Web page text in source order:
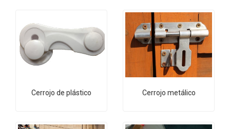
Cerrojo de plástico Cerrojo metálico